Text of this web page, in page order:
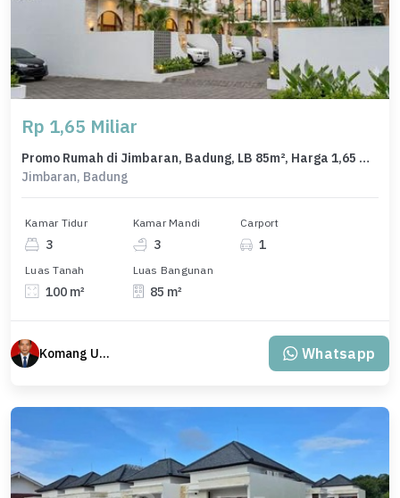
Rp 1,65 Miliar
Promo Rumah di Jimbaran, Badung, LB 85m², Harga 1,65 Miliar
Jimbaran, Badung
Kamar Tidur
3
Kamar Mandi
3
Carport
1
Luas Tanah
100 m²
Luas Bangunan
85 m²
Komang Udiana Whatsapp